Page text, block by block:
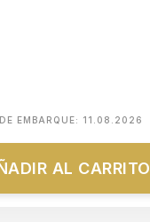
EMBARQUE: 11.08.2026
AL CARRITO